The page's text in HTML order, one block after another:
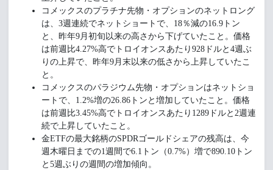
コメックスのプラチナ先物・オプションのネットロング
は、3週連続でネットショートで、18％減の16.9トン
と、昨年9月初旬以来の高さから下げていたこと。価格
は前週比4.27%高でトロイオンスあたり928ドルと4週ぶ
りの上昇で、昨年9月末以来の低さから上昇していたこ
と。
コメックスのパラジウム先物・オプションはネットショ
ートで、1.2%増の26.86トンと増加していたこと。価格
は前週比3.45%高でトロイオンスあたり1289ドルと2週連
続で上昇していたこと。
金ETFの最大銘柄のSPDRゴールドシェアの残高は、今
週木曜日までの1週間で6.1トン（0.7%）増で890.10トン
と5週ぶりの週間の増加傾向。